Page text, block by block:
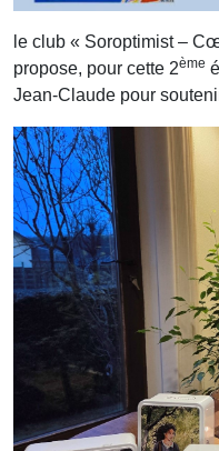
le club « Soroptimist –
propose, pour cette 2ème
Jean-Claude pour